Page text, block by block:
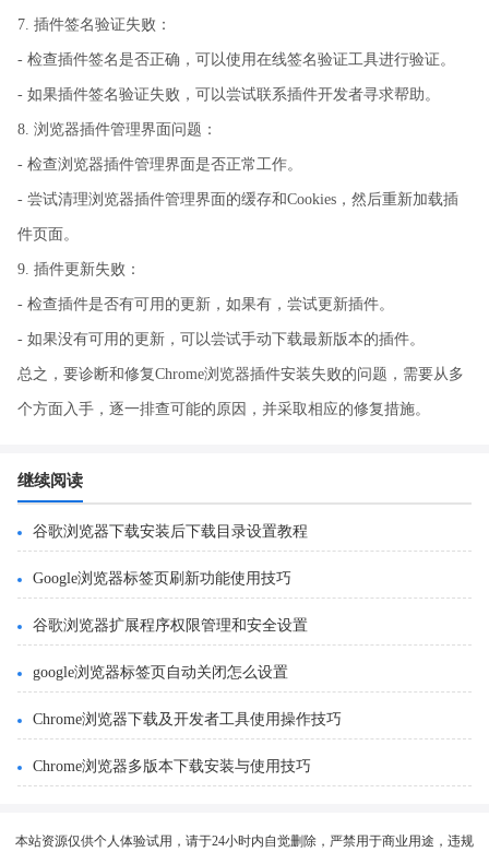
7. 插件签名验证失败：
- 检查插件签名是否正确，可以使用在线签名验证工具进行验证。
- 如果插件签名验证失败，可以尝试联系插件开发者寻求帮助。
8. 浏览器插件管理界面问题：
- 检查浏览器插件管理界面是否正常工作。
- 尝试清理浏览器插件管理界面的缓存和Cookies，然后重新加载插
件页面。
9. 插件更新失败：
- 检查插件是否有可用的更新，如果有，尝试更新插件。
- 如果没有可用的更新，可以尝试手动下载最新版本的插件。
总之，要诊断和修复Chrome浏览器插件安装失败的问题，需要从多
个方面入手，逐一排查可能的原因，并采取相应的修复措施。
继续阅读
谷歌浏览器下载安装后下载目录设置教程
Google浏览器标签页刷新功能使用技巧
谷歌浏览器扩展程序权限管理和安全设置
google浏览器标签页自动关闭怎么设置
Chrome浏览器下载及开发者工具使用操作技巧
Chrome浏览器多版本下载安装与使用技巧
本站资源仅供个人体验试用，请于24小时内自觉删除，严禁用于商业用途，违规